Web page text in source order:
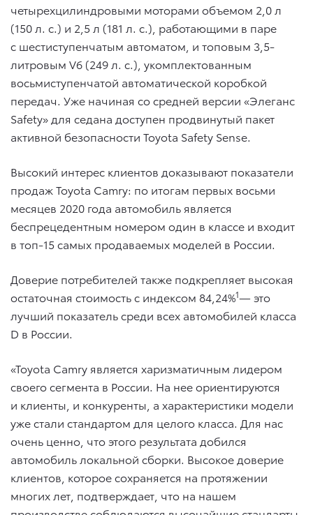
четырехцилиндровыми моторами объемом 2,0 л
(150 л. с.) и 2,5 л (181 л. с.), работающими в паре
с шестиступенчатым автоматом, и топовым 3,5-
литровым V6 (249 л. с.), укомплектованным
восьмиступенчатой автоматической коробкой
передач. Уже начиная со средней версии «Элеганс
Safety» для седана доступен продвинутый пакет
активной безопасности Toyota Safety Sense.
Высокий интерес клиентов доказывают показатели
продаж Toyota Camry: по итогам первых восьми
месяцев 2020 года автомобиль является
беспрецедентным номером один в классе и входит
в топ-15 самых продаваемых моделей в России.
Доверие потребителей также подкрепляет высокая
остаточная стоимость с индексом 84,24%1— это
лучший показатель среди всех автомобилей класса
D в России.
«Toyota Camry является харизматичным лидером
своего сегмента в России. На нее ориентируются
и клиенты, и конкуренты, а характеристики модели
уже стали стандартом для целого класса. Для нас
очень ценно, что этого результата добился
автомобиль локальной сборки. Высокое доверие
клиентов, которое сохраняется на протяжении
многих лет, подтверждает, что на нашем